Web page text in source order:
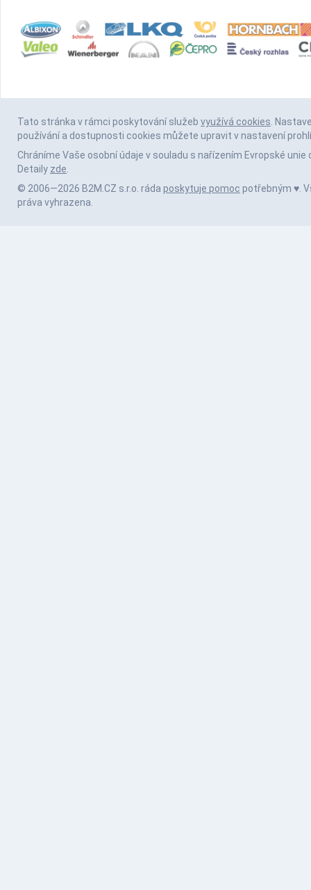
Tato stránka v rámci poskytování služeb využívá cookies.
používání a dostupnosti cookies můžete upravit v nastavení
Chráníme Vaše osobní údaje v souladu s nařízením Evropské unie
Detaily zde.
© 2006—2026 B2M.CZ s.r.o. ráda poskytuje pomoc potřebným ♥️.
práva vyhrazena.